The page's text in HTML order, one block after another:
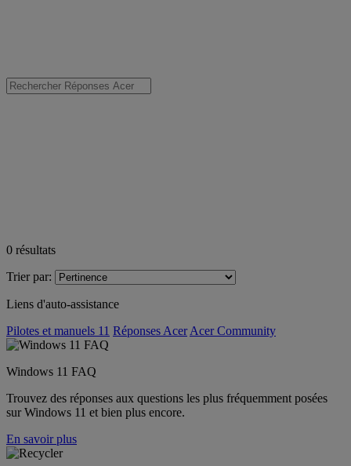
0 résultats
Trier par:
Liens d'auto-assistance
Pilotes et manuels 11 Réponses Acer Acer Community
Windows 11 FAQ
Trouvez des réponses aux questions les plus fréquemment posées
sur Windows 11 et bien plus encore.
En savoir plus